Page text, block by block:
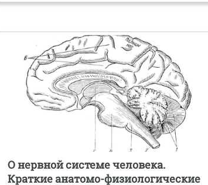
О нервной системе человека.
Краткие анатомо-физиологические